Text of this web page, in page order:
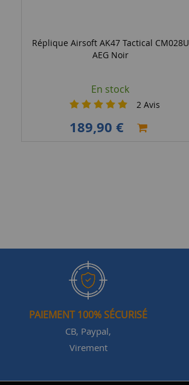
Réplique Airsoft AK47 Tactical CM028U
AEG Noir
En stock
2 Avis
189,90 €
PAIEMENT 100% SÉCURISÉ
CB, Paypal,
Virement